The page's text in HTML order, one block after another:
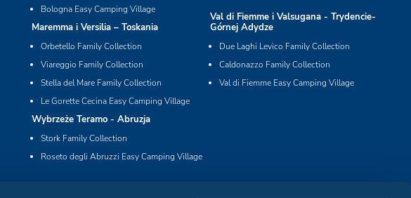
Bologna Easy Camping Village
Maremma i Versilia – Toskania
Orbetello Family Collection
Viareggio Family Collection
Stella del Mare Family Collection
Le Gorette Cecina Easy Camping Village
Wybrzeże Teramo - Abruzja
Stork Family Collection
Roseto degli Abruzzi Easy Camping Village
Val di Fiemme i Valsugana - Trydencie-
Górnej Adydze
Due Laghi Levico Family Collection
Caldonazzo Family Collection
Val di Fiemme Easy Camping Village